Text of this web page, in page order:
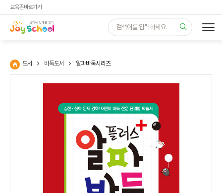
교육존 바로가기
도서 바둑도서 알파바둑시리즈